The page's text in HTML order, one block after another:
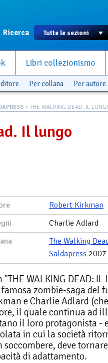
Ricerca
Libri collezionismo
Per collana Per autore
> THE WALKING DEAD. IL
Il lungo
Robert Kirkman
Charlie Adlard
The Walking
Saldapress
"THE WALKING DEAD:
zombie-saga del
e Charlie Adlard
il quale continua ad
il loro protagonista -
in cui la società
soccombere, deve
di adattamento.